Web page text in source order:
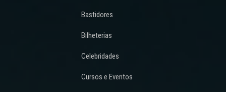
Bastidores
Bilheterias
Celebridades
Cursos e Eventos